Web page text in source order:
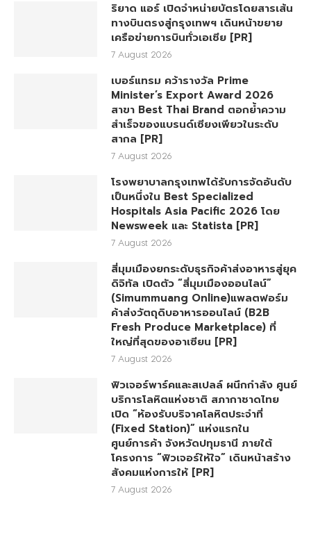
ริยาด แอร์ เปิดจำหน่ายบัตรโดยสารเส้น
ทางบินตรงสู่กรุงเทพฯ เดินหน้าขยาย
เครือข่ายการบินทั่วเอเชีย [PR]
7 August 2026
เบอร์แทรม คว้ารางวัล Prime
Minister’s Export Award 2026
สาขา Best Thai Brand ตอกย้ำความ
สำเร็จของแบรนด์เซียงเพียวในระดับ
สากล [PR]
7 August 2026
โรงพยาบาลกรุงเทพได้รับการจัดอันดับ
เป็นหนึ่งใน Best Specialized
Hospitals Asia Pacific 2026 โดย
Newsweek และ Statista [PR]
7 August 2026
สี่มุมเมืองยกระดับธุรกิจค้าส่งอาหารสู่ยุค
ดิจิทัล เปิดตัว “สี่มุมเมืองออนไลน์”
(Simummuang Online)แพลตฟอร์ม
ค้าส่งวัตถุดิบอาหารออนไลน์ (B2B
Fresh Produce Marketplace) ที่
ใหญ่ที่สุดของอาเซียน [PR]
7 August 2026
ฟิวเจอร์พาร์คและสเปลล์ ผนึกกำลัง ศูนย์
บริการโลหิตแห่งชาติ สภากาชาดไทย
เปิด “ห้องรับบริจาคโลหิตประจำที่
(Fixed Station)” แห่งแรกใน
ศูนย์การค้า จังหวัดปทุมธานี ภายใต้
โครงการ “ฟิวเจอร์ให้ใจ” เดินหน้าสร้าง
สังคมแห่งการให้ [PR]
7 August 2026